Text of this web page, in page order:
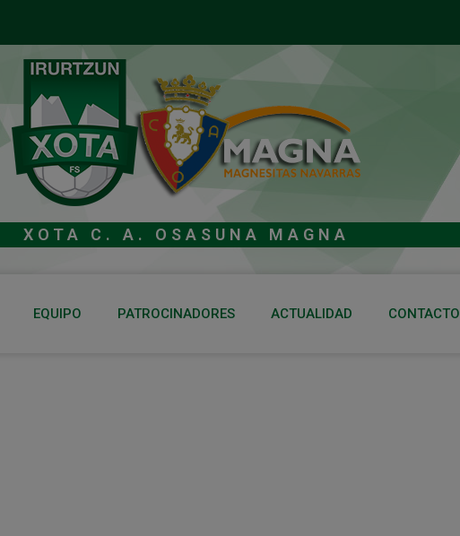
XOTA C. A. OSASUNA MAGNA
EQUIPO PATROCINADORES ACTUALIDAD CONTACTO